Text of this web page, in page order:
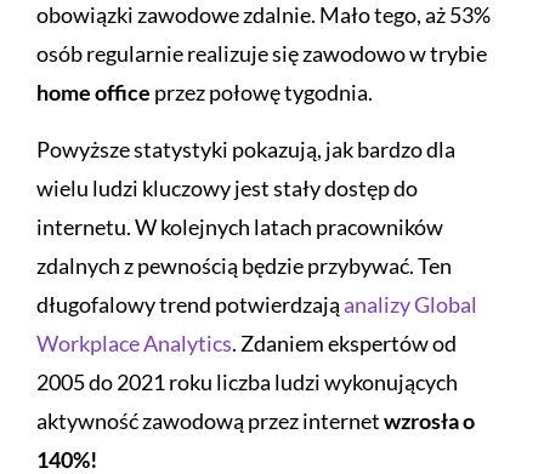
obowiązki zawodowe zdalnie. Mało tego, aż 53%
osób regularnie realizuje się zawodowo w trybie
home office przez połowę tygodnia.
Powyższe statystyki pokazują, jak bardzo dla
wielu ludzi kluczowy jest stały dostęp do
internetu. W kolejnych latach pracowników
zdalnych z pewnością będzie przybywać. Ten
długofalowy trend potwierdzająanalizy Global
Workplace Analytics. Zdaniem ekspertów od
2005 do 2021 roku liczba ludzi wykonujących
aktywność zawodową przez internetwzrosła o
140%!